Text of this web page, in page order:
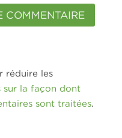
réduire les
sur la façon dont
sont traitées.